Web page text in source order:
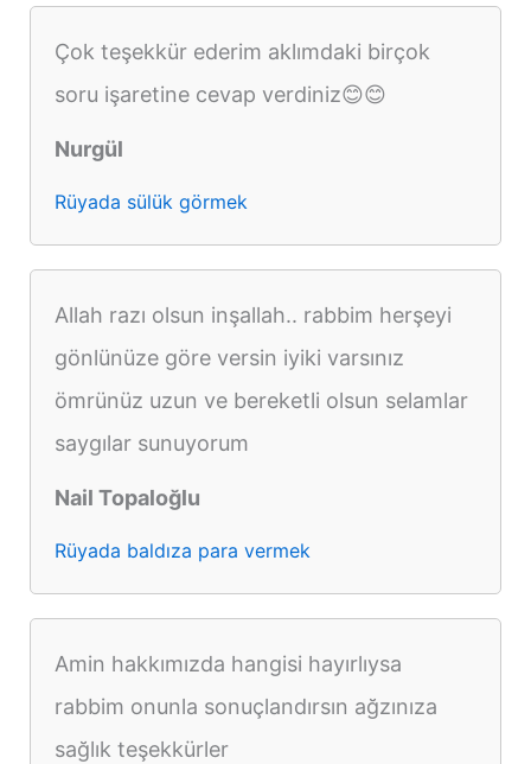
Çok teşekkür ederim aklımdaki birçok
soru işaretine cevap verdiniz😊😊
Nurgül
Rüyada sülük görmek
Allah razı olsun inşallah.. rabbim herşeyi
gönlünüze göre versin iyiki varsınız
ömrünüz uzun ve bereketli olsun selamlar
saygılar sunuyorum
Nail Topaloğlu
Rüyada baldıza para vermek
Amin hakkımızda hangisi hayırlıysa
rabbim onunla sonuçlandırsın ağzınıza
sağlık teşekkürler